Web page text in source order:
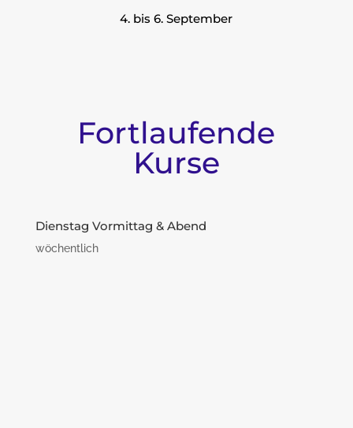
4. bis 6. September
Fortlaufende
Kurse
Dienstag Vormittag & Abend
wöchentlich